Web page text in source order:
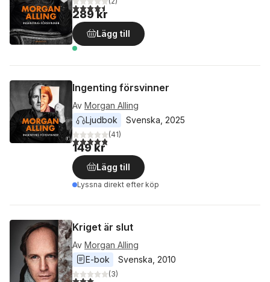
4,5utav 5 stjärnor. Totalt antal röster:
289 kr
Lägg till
Ingenting försvinner
Av Morgan Alling
Ljudbok
Svenska 2025
4,8utav 5 stjärnor. Totalt antal röster:
(41)
149 kr
Lägg till
Lyssna direkt efter köp
Kriget är slut
Av Morgan Alling
E-bok
Svenska 2010
3,0utav 5 stjärnor. Totalt antal röster:
(3)